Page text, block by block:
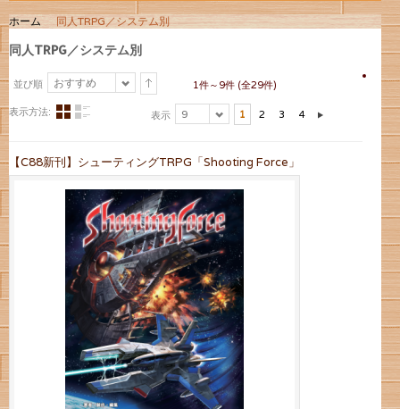
ホーム 同人TRPG／システム別
同人TRPG／システム別
並び順 おすすめ 1件～9件 (全29件)
表示方法: 表示 9 1 2 3 4
【C88新刊】シューティングTRPG「Shooting Force」